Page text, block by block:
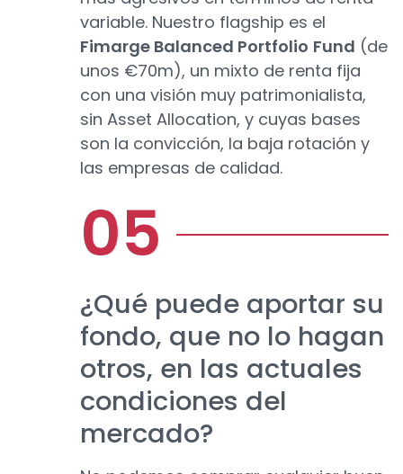
variable. Nuestro flagship es el
Fimarge Balanced Portfolio Fund (de
unos €70m), un mixto de renta fija
con una visión muy patrimonialista,
sin Asset Allocation, y cuyas bases
son la convicción, la baja rotación y
las empresas de calidad.
¿Qué puede aportar su
fondo, que no lo hagan
otros, en las actuales
condiciones del
mercado?